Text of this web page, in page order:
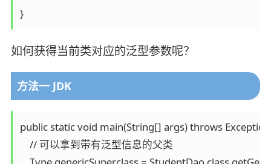
}
如何获得当前类对应的泛型参数呢？
方法一 JDK
public static void main(String[] args) throws
    // 可以拿到带有泛型信息的父类